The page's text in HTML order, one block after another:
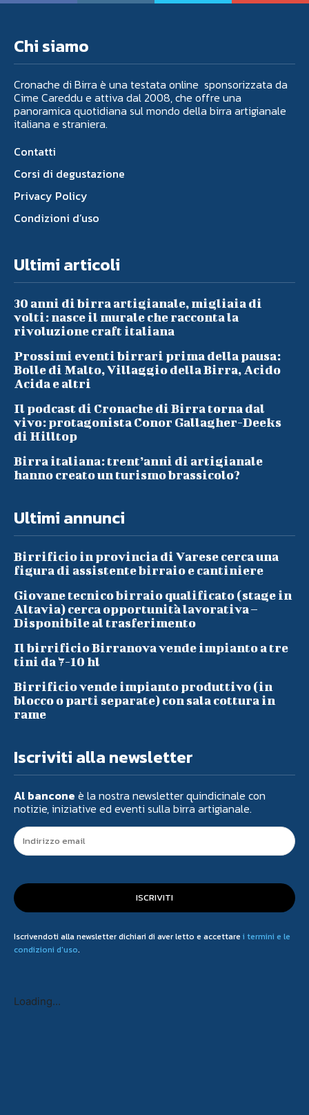
Chi siamo
Cronache di Birra è una testata online sponsorizzata da
Cime Careddu e attiva dal 2008, che offre una
panoramica quotidiana sul mondo della birra artigianale
italiana e straniera.
Contatti
Corsi di degustazione
Privacy Policy
Condizioni d’uso
Ultimi articoli
30 anni di birra artigianale, migliaia di
volti: nasce il murale che racconta la
rivoluzione craft italiana
Prossimi eventi birrari prima della pausa:
Bolle di Malto, Villaggio della Birra, Acido
Acida e altri
Il podcast di Cronache di Birra torna dal
vivo: protagonista Conor Gallagher-Deeks
di Hilltop
Birra italiana: trent’anni di artigianale
hanno creato un turismo brassicolo?
Ultimi annunci
Birrificio in provincia di Varese cerca una
figura di assistente birraio e cantiniere
Giovane tecnico birraio qualificato (stage in
Altavia) cerca opportunità lavorativa –
Disponibile al trasferimento
Il birrificio Birranova vende impianto a tre
tini da 7-10 hl
Birrificio vende impianto produttivo (in
blocco o parti separate) con sala cottura in
rame
Iscriviti alla newsletter
Al bancone è la nostra newsletter quindicinale con
notizie, iniziative ed eventi sulla birra artigianale.
ISCRIVITI
Iscrivendoti alla newsletter dichiari di aver letto e accettare i termini e le
condizioni d'uso.
Loading...